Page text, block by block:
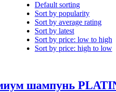
Default sorting
Sort by popularity
Sort by average rating
Sort by latest
Sort by price: low to high
Sort by price: high to low
шампунь